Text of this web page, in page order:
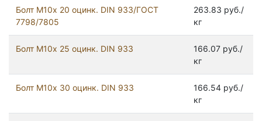
Болт М10х 20 оцинк. DIN 933/ГОСТ
7798/7805
263.83 руб./
кг
Болт М10х 25 оцинк. DIN 933
166.07 руб./
кг
Болт М10х 30 оцинк. DIN 933
166.54 руб./
кг